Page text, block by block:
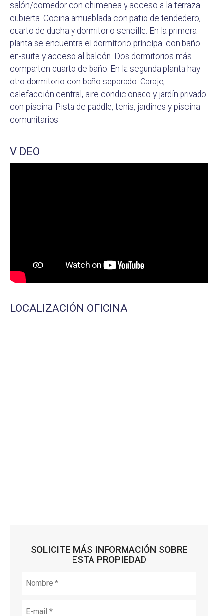
salón/comedor con chimenea y acceso a la terraza
cubierta. Cocina amueblada con patio de tendedero,
cuarto de ducha y dormitorio sencillo. En la primera
planta se encuentra el dormitorio principal con baño
en-suite y acceso al balcón. Dos dormitorios más
comparten cuarto de baño. En la segunda planta hay
otro dormitorio con baño separado. Garaje,
calefacción central, aire condicionado y jardín privado
con piscina. Pista de paddle, tenis, jardines y piscina
comunitarios
VIDEO
LOCALIZACIÓN OFICINA
SOLICITE MÁS INFORMACIÓN SOBRE
ESTA PROPIEDAD